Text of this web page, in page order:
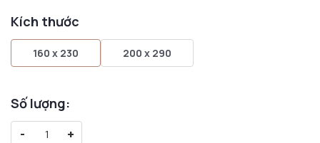
Kích thước
160 x 230 200 x 290
Số lượng:
-
+